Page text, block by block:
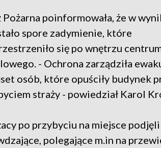
Pożarna poinformowała, że w
spore zadymienie, które
się po wnętrzu
- Ochrona zarządziła
osób, które opuściły budynek
straży - powiedział Karol
po przybyciu na miejsce podjęli
polegające m.in na